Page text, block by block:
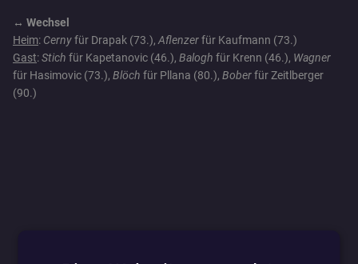
↔️ Wechsel
Heim: Cernyfür Drapak (73.), Aflenzerfür Kaufmann (73.)
Gast:Stich für Kapetanovic (46.), Balogh für Krenn (46.), Wagner
für Hasimovic (73.), Blöch für Pllana (80.), Boberfür Zeitlberger
(90.)